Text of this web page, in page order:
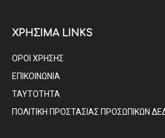
ΧΡΗΣΙΜΑ LINKS
ΟΡΟΙ ΧΡΗΣΗΣ
ΕΠΙΚΟΙΝΩΝΙΑ
ΤΑΥΤΟΤΗΤΑ
ΠΟΛΙΤΙΚΗ ΠΡΟΣΤΑΣΙΑΣ ΠΡΟΣΩΠΙΚΩΝ